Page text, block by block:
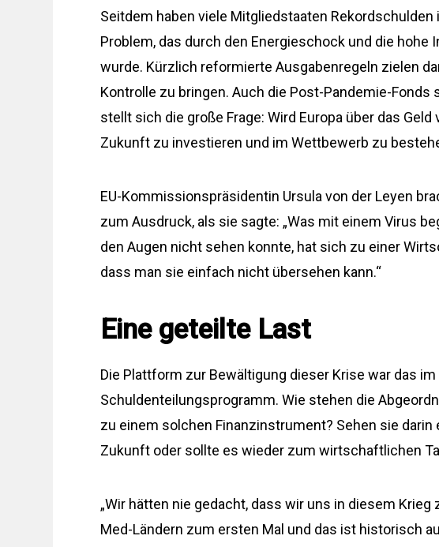
Seitdem haben viele Mitgliedstaaten
Problem, das durch den Energieschock und die
wurde. Kürzlich reformierte Ausgabenregeln zielen
Kontrolle zu bringen. Auch die Post-Pandemie-Fonds
stellt sich die große Frage: Wird Europa über das
Zukunft zu investieren und im Wettbewerb zu
EU-Kommissionspräsidentin Ursula von der Leyen
zum Ausdruck, als sie sagte: „Was mit einem Virus
den Augen nicht sehen konnte, hat sich zu einer
dass man sie einfach nicht übersehen kann.“
Eine geteilte Last
Die Plattform zur Bewältigung dieser Krise war das
Schuldenteilungsprogramm. Wie stehen die
zu einem solchen Finanzinstrument? Sehen sie
Zukunft oder sollte es wieder zum wirtschaftlichen
„Wir hätten nie gedacht, dass wir uns in diesem
Med-Ländern zum ersten Mal und das ist historisch